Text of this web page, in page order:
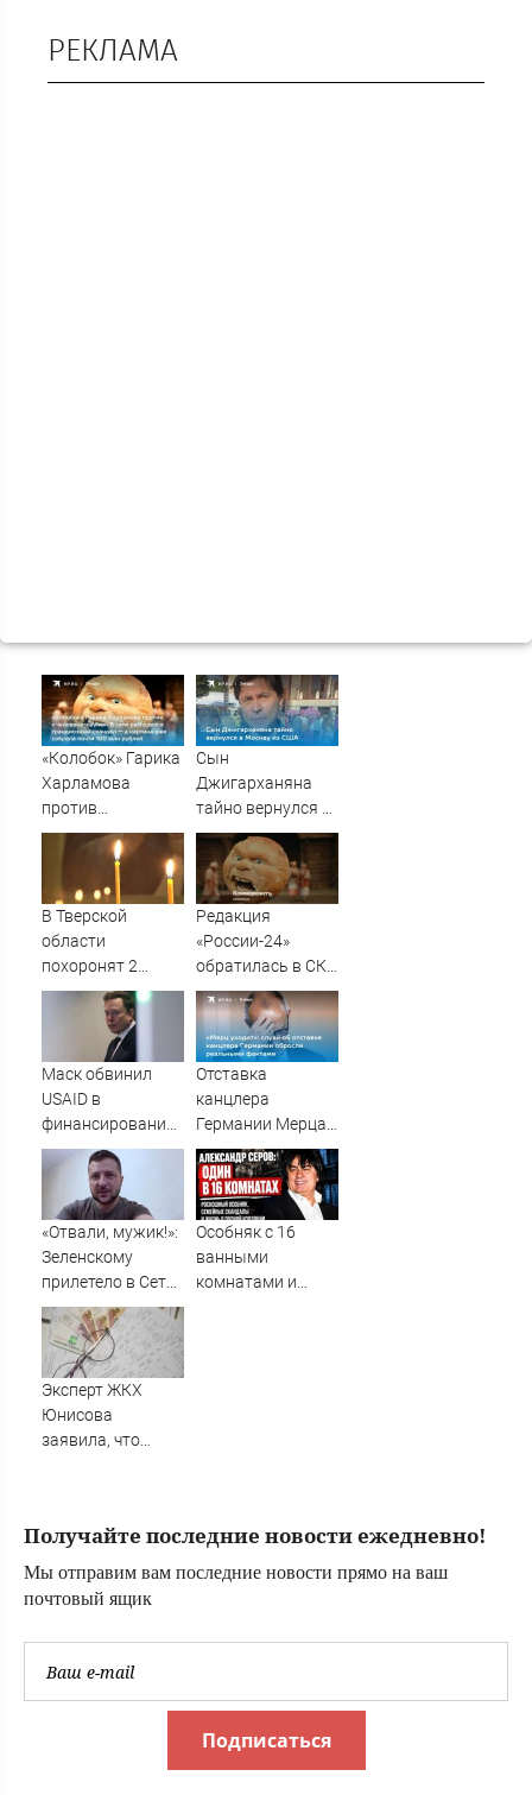
РЕКЛАМА
«Колобок» Гарика
Харламова
против
«Человека-паука»:
В сети разгорелся
грандиозный
скандал — а
картина уже
собрала почти
Сын
Джигарханяна
тайно вернулся в
Москву из США
В Тверской
области
похоронят 2
бойцов, погибших
Редакция
«России-24»
обратилась в СКР
из-за травли
съемочной
группы «Колобка»
Маск обвинил
USAID в
финансировании
госпереворота на
Украине
Отставка
канцлера
Германии Мерца:
последние
новости на 7
августа 2026 и
прогнозы
«Отвали, мужик!»:
Зеленскому
прилетело в Сети
из-за визита в
Сербию
Особняк с 16
ванными
комнатами и
Эксперт ЖКХ
Юнисова
заявила, что
Получайте последние новости ежедневно!
Мы отправим вам последние новости прямо на ваш
почтовый ящик
Подписаться